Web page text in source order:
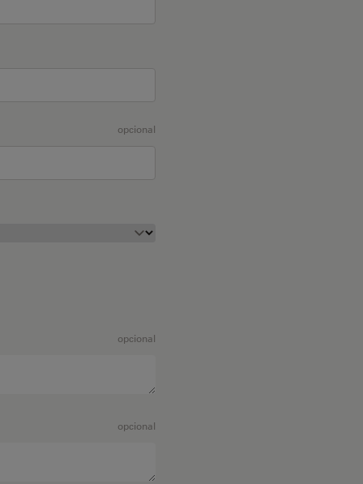
opcional
opcional
opcional